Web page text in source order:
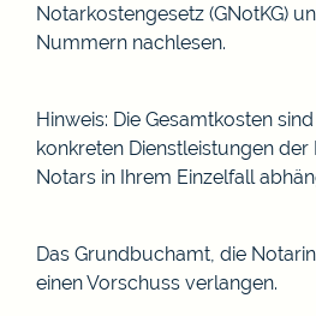
Notarkostengesetz (GNotKG)
Nummern nachlesen.
Hinweis: Die Gesamtkosten
konkreten Dienstleistungen
Notars in Ihrem Einzelfall
Das Grundbuchamt, die
einen Vorschuss verlangen.